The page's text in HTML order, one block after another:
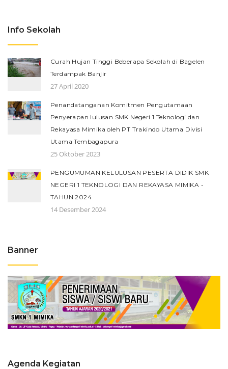
Info Sekolah
Curah Hujan Tinggi Beberapa Sekolah di Bagelen
Terdampak Banjir
27 April 2020
Penandatanganan Komitmen Pengutamaan
Penyerapan lulusan SMK Negeri 1 Teknologi dan
Rekayasa Mimika oleh PT Trakindo Utama Divisi
Utama Tembagapura
25 Oktober 2023
PENGUMUMAN KELULUSAN PESERTA DIDIK SMK
NEGERI 1 TEKNOLOGI DAN REKAYASA MIMIKA -
TAHUN 2024
14 Desember 2024
Banner
Agenda Kegiatan